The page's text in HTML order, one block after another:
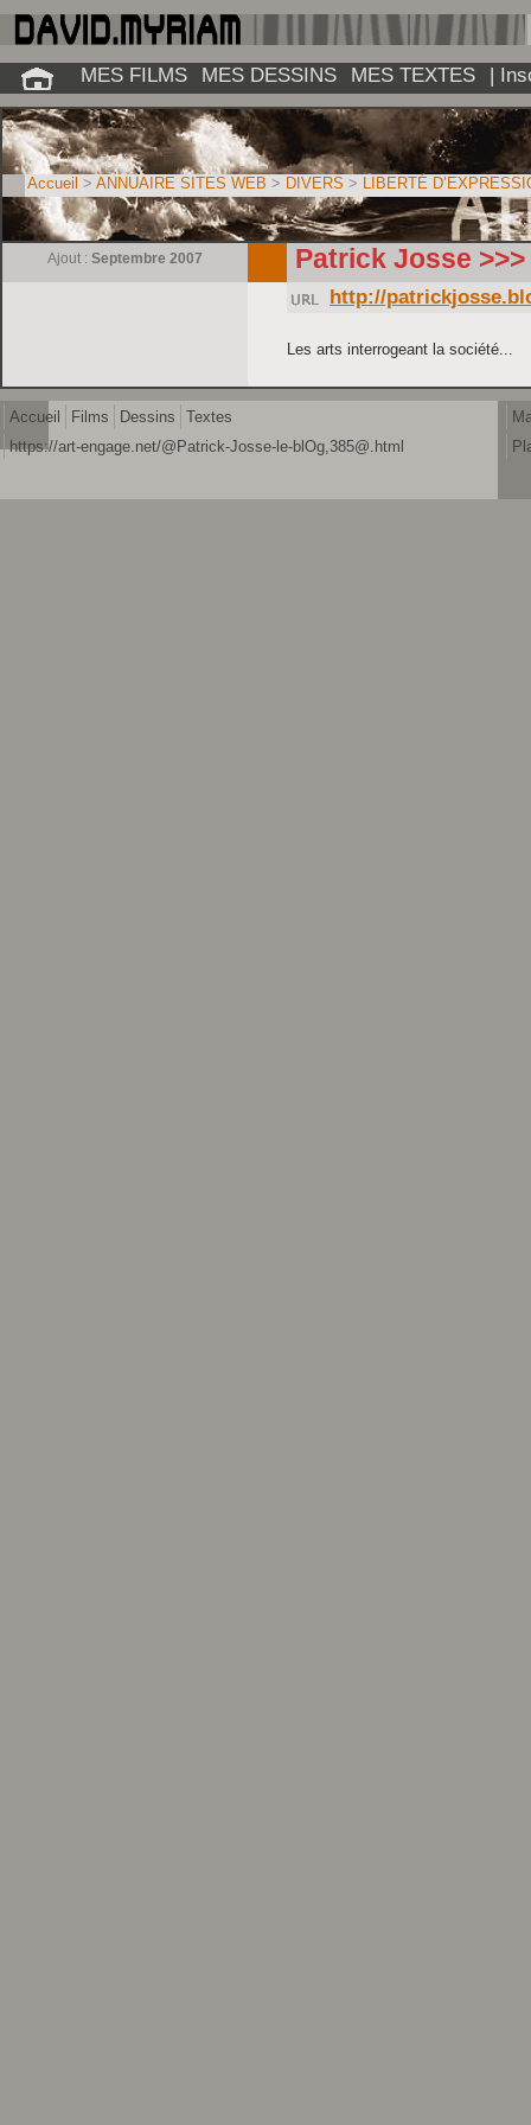
Ajout : Septembre 2007 Patrick Josse
http://
Les arts interrogeant la société...
Accueil > ANNUAIRE SITES WEB > DIVERS > LIBERTÉ
Accueil Films Dessins
Textes
https://art-engage.net/@Patrick-Josse-le-blOg,385@.html
MES FILMS MES DESSINS MES TEXTES |